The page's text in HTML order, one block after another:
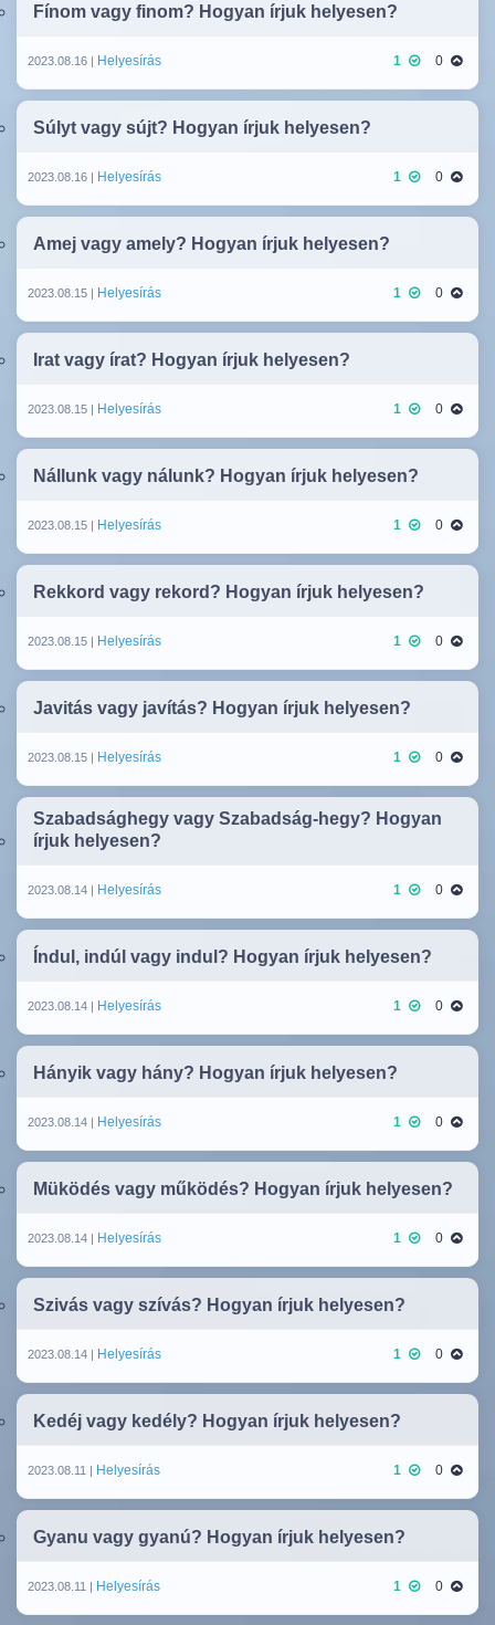
Fínom vagy finom? Hogyan írjuk helyesen?
2023.08.16 | Helyesírás 1 0
Súlyt vagy sújt? Hogyan írjuk helyesen?
2023.08.16 | Helyesírás 1 0
Amej vagy amely? Hogyan írjuk helyesen?
2023.08.15 | Helyesírás 1 0
Irat vagy írat? Hogyan írjuk helyesen?
2023.08.15 | Helyesírás 1 0
Nállunk vagy nálunk? Hogyan írjuk helyesen?
2023.08.15 | Helyesírás 1 0
Rekkord vagy rekord? Hogyan írjuk helyesen?
2023.08.15 | Helyesírás 1 0
Javitás vagy javítás? Hogyan írjuk helyesen?
2023.08.15 | Helyesírás 1 0
Szabadsághegy vagy Szabadság-hegy? Hogyan
írjuk helyesen?
2023.08.14 | Helyesírás 1 0
Índul, indúl vagy indul? Hogyan írjuk helyesen?
2023.08.14 | Helyesírás 1 0
Hányik vagy hány? Hogyan írjuk helyesen?
2023.08.14 | Helyesírás 1 0
Müködés vagy működés? Hogyan írjuk helyesen?
2023.08.14 | Helyesírás 1 0
Szivás vagy szívás? Hogyan írjuk helyesen?
2023.08.14 | Helyesírás 1 0
Kedéj vagy kedély? Hogyan írjuk helyesen?
2023.08.11 | Helyesírás 1 0
Gyanu vagy gyanú? Hogyan írjuk helyesen?
2023.08.11 | Helyesírás 1 0